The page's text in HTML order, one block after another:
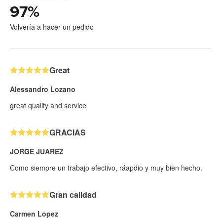
97%
Volvería a hacer un pedido
Great
Alessandro Lozano
great quality and service
GRACIAS
JORGE JUAREZ
Como siempre un trabajo efectivo, ráapdio y muy bien hecho.
Gran calidad
Carmen Lopez